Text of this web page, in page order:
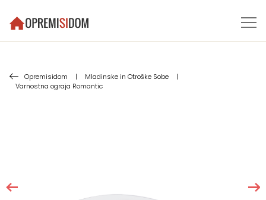
Opremisidom | Mladinske in Otroške Sobe
|
Varnostna ograja Romantic